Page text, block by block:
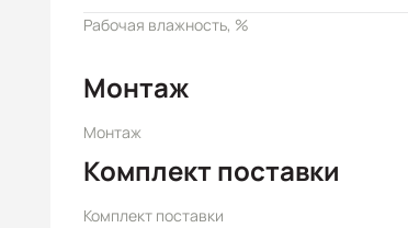
Рабочая влажность, %
Монтаж
Монтаж
Комплект поставки
Комплект поставки